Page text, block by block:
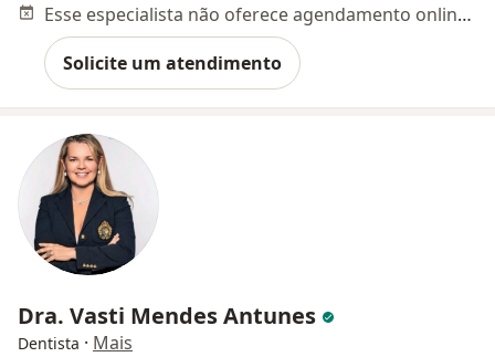
Esse especialista não oferece agendamento online para esse endereço.
Solicite um atendimento
Dra. Vasti Mendes Antunes
Dentista · Mais